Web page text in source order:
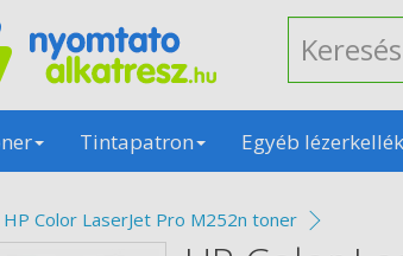
Tintapatron Egyéb lézerkellék
HP Color LaserJet Pro M252n toner